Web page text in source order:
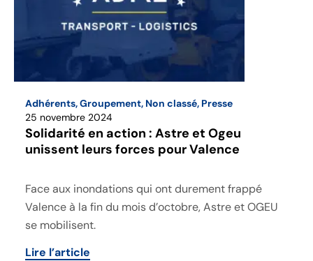
Adhérents,Groupement, Non classé, Presse
25 novembre 2024
Solidarité en action : Astre et Ogeu
unissent leurs forces pour Valence
Face aux inondations qui ont durement frappé
Valence à la fin du mois d’octobre, Astre et OGEU
se mobilisent.
Lire l’article